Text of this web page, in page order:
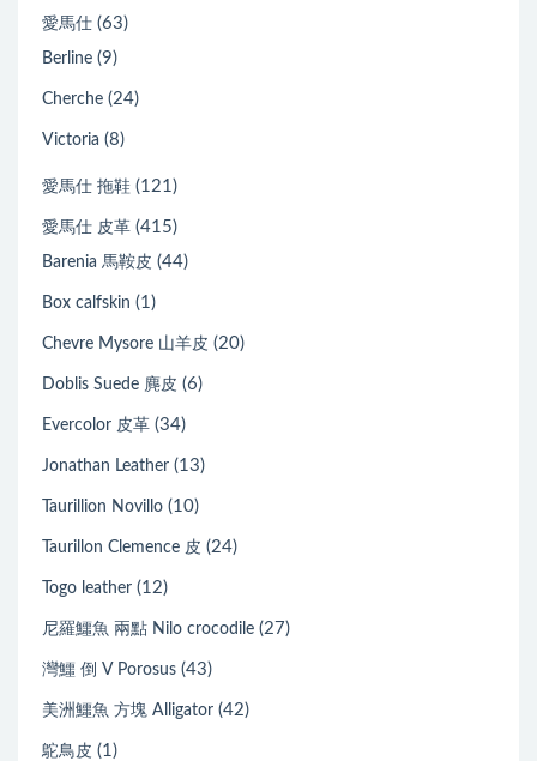
愛馬仕 (63)
Berline (9)
Cherche (24)
Victoria (8)
愛馬仕 拖鞋 (121)
愛馬仕 皮革 (415)
Barenia 馬鞍皮 (44)
Box calfskin (1)
Chevre Mysore 山羊皮 (20)
Doblis Suede 麂皮 (6)
Evercolor 皮革 (34)
Jonathan Leather (13)
Taurillion Novillo (10)
Taurillon Clemence 皮 (24)
Togo leather (12)
尼羅鱷魚 兩點 Nilo crocodile (27)
灣鱷 倒 V Porosus (43)
美洲鱷魚 方塊 Alligator (42)
鴕鳥皮 (1)